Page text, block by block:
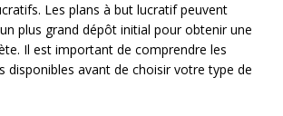
Les plans à but lucratif peuvent
plus grand dépôt initial pour obtenir une
Il est important de comprendre les
disponibles avant de choisir votre type de